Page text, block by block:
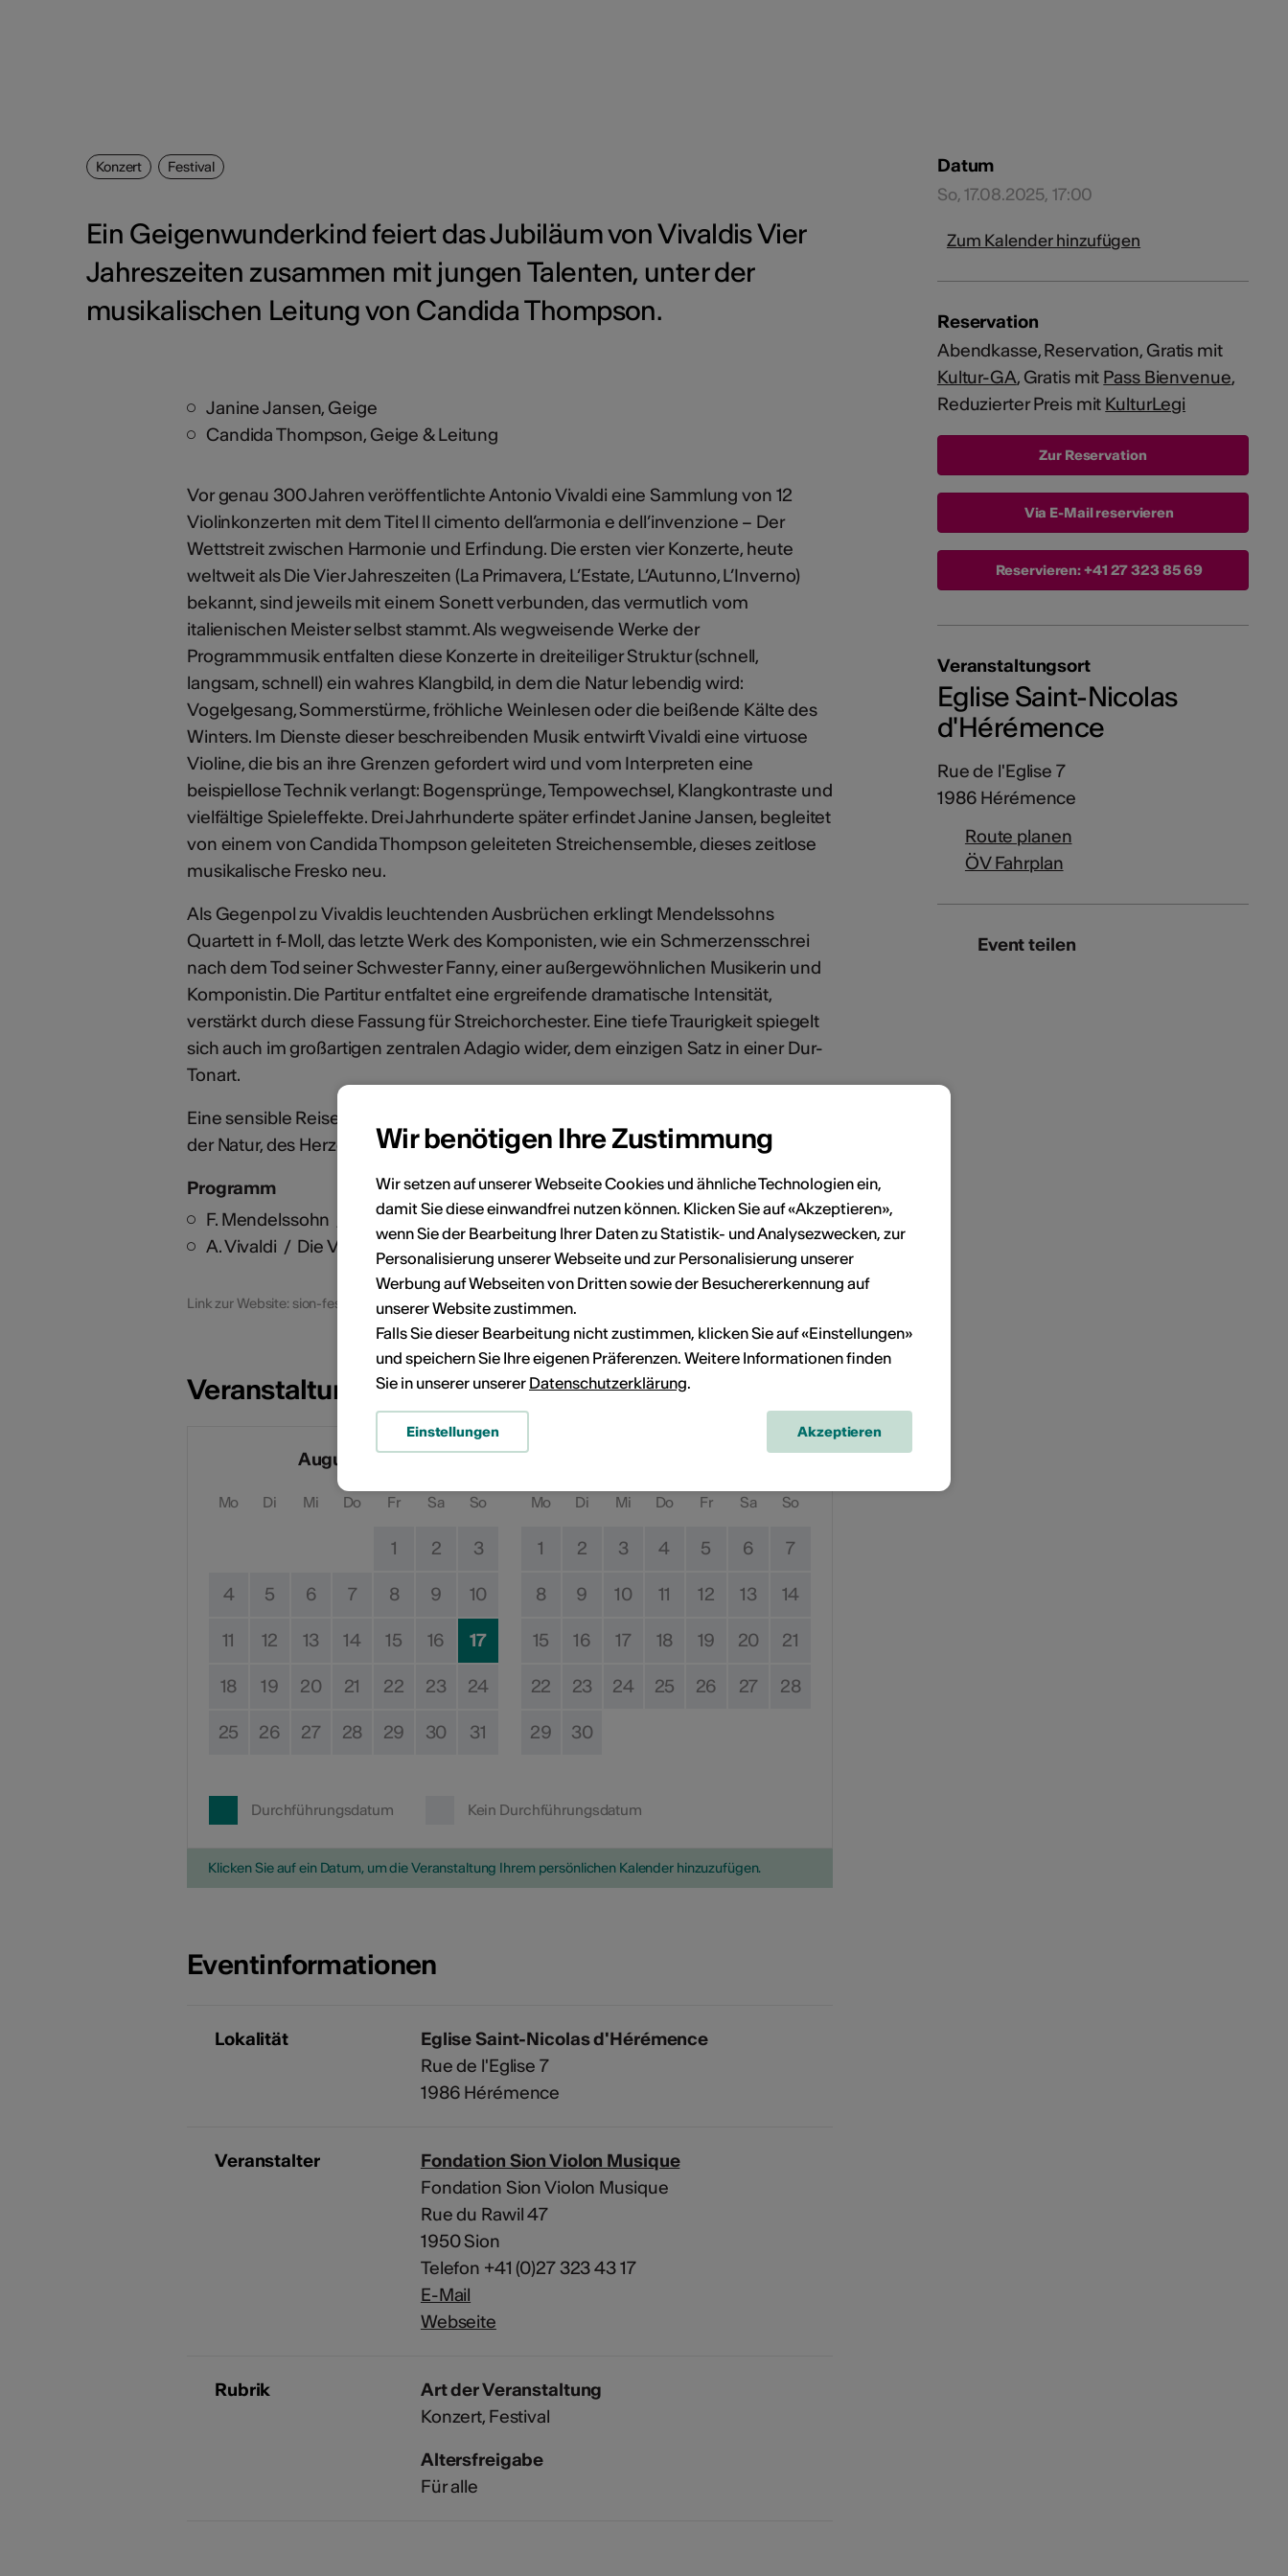
Konzert Festival
Ein Geigenwunderkind feiert das Jubiläum von Vivaldis Vier
Jahreszeiten zusammen mit jungen Talenten, unter der
musikalischen Leitung von Candida Thompson.
Janine Jansen, Geige
Candida Thompson, Geige & Leitung
Vor genau 300 Jahren veröffentlichte Antonio Vivaldi eine Sammlung von 12
Violinkonzerten mit dem Titel Il cimento dell’armonia e dell’invenzione – Der
Wettstreit zwischen Harmonie und Erfindung. Die ersten vier Konzerte, heute
weltweit als Die Vier Jahreszeiten (La Primavera, L’Estate, L’Autunno, L’Inverno)
bekannt, sind jeweils mit einem Sonett verbunden, das vermutlich vom
italienischen Meister selbst stammt. Als wegweisende Werke der
Programmmusik entfalten diese Konzerte in dreiteiliger Struktur (schnell,
langsam, schnell) ein wahres Klangbild, in dem die Natur lebendig wird:
Vogelgesang, Sommerstürme, fröhliche Weinlesen oder die beißende Kälte des
Winters. Im Dienste dieser beschreibenden Musik entwirft Vivaldi eine virtuose
Violine, die bis an ihre Grenzen gefordert wird und vom Interpreten eine
beispiellose Technik verlangt: Bogensprünge, Tempowechsel, Klangkontraste und
vielfältige Spieleffekte. Drei Jahrhunderte später erfindet Janine Jansen, begleitet
von einem von Candida Thompson geleiteten Streichensemble, dieses zeitlose
musikalische Fresko neu.
Als Gegenpol zu Vivaldis leuchtenden Ausbrüchen erklingt Mendelssohns
Quartett in f-Moll, das letzte Werk des Komponisten, wie ein Schmerzensschrei
nach dem Tod seiner Schwester Fanny, einer außergewöhnlichen Musikerin und
Komponistin. Die Partitur entfaltet eine ergreifende dramatische Intensität,
verstärkt durch diese Fassung für Streichorchester. Eine tiefe Traurigkeit spiegelt
sich auch im großartigen zentralen Adagio wider, dem einzigen Satz in einer Dur-
Tonart.
Eine sensible Reise zwischen Licht und Schatten, bei der die Saiten im Rhythmus
der Natur, des Herzens und der Leidenschaften vibrieren.
Programm
F. Mendelssohn / Streichquartett Nr. 6, Op. 80
A. Vivaldi / Die Vier Jahreszeiten, Violinkonzerte, Op. 8
Link zur Website: sion-festival.ch
Veranstaltungsdaten
August 2025
Mo Di Mi Do Fr Sa So
1 2 3
4 5 6 7 8 9 10
11 12 13 14 15 16 17
18 19 20 21 22 23 24
25 26 27 28 29 30 31
Mo Di Mi Do Fr Sa So
1 2 3 4 5 6 7
8 9 10 11 12 13 14
15 16 17 18 19 20 21
22 23 24 25 26 27 28
29 30
Durchführungsdatum Kein Durchführungsdatum
Klicken Sie auf ein Datum, um die Veranstaltung Ihrem persönlichen Kalender hinzuzufügen.
Eventinformationen
Lokalität
Eglise Saint-Nicolas d'Hérémence
Rue de l'Eglise 7
1986 Hérémence
Veranstalter
Fondation Sion Violon Musique
Fondation Sion Violon Musique
Rue du Rawil 47
1950 Sion
Telefon +41 (0)27 323 43 17
E-Mail
Webseite
Rubrik
Art der Veranstaltung
Konzert Festival
Altersfreigabe
Für alle
Datum
So, 17.08.2025, 17:00
Zum Kalender hinzufügen
Reservation
Abendkasse, Reservation, Gratis mit
Kultur-GA, Gratis mit Pass Bienvenue,
Reduzierter Preis mit KulturLegi
Via E-Mail reservieren
Reservieren:+41 27 323 85 69
Veranstaltungsort
Eglise Saint-Nicolas
d'Hérémence
Rue de l'Eglise 7
1986 Hérémence
Route planen
ÖV Fahrplan
Event teilen
Wir benötigen Ihre Zustimmung
Wir setzen auf unserer Webseite Cookies und ähnliche Technologien ein,
damit Sie diese einwandfrei nutzen können. Klicken Sie auf «Akzeptieren»,
wenn Sie der Bearbeitung Ihrer Daten zu Statistik- und Analysezwecken, zur
Personalisierung unserer Webseite und zur Personalisierung unserer
Werbung auf Webseiten von Dritten sowie der Besuchererkennung auf
unserer Website zustimmen.
Falls Sie dieser Bearbeitung nicht zustimmen, klicken Sie auf «Einstellungen»
und speichern Sie Ihre eigenen Präferenzen. Weitere Informationen finden
Sie in unserer unserer Datenschutzerklärung.
Einstellungen Akzeptieren